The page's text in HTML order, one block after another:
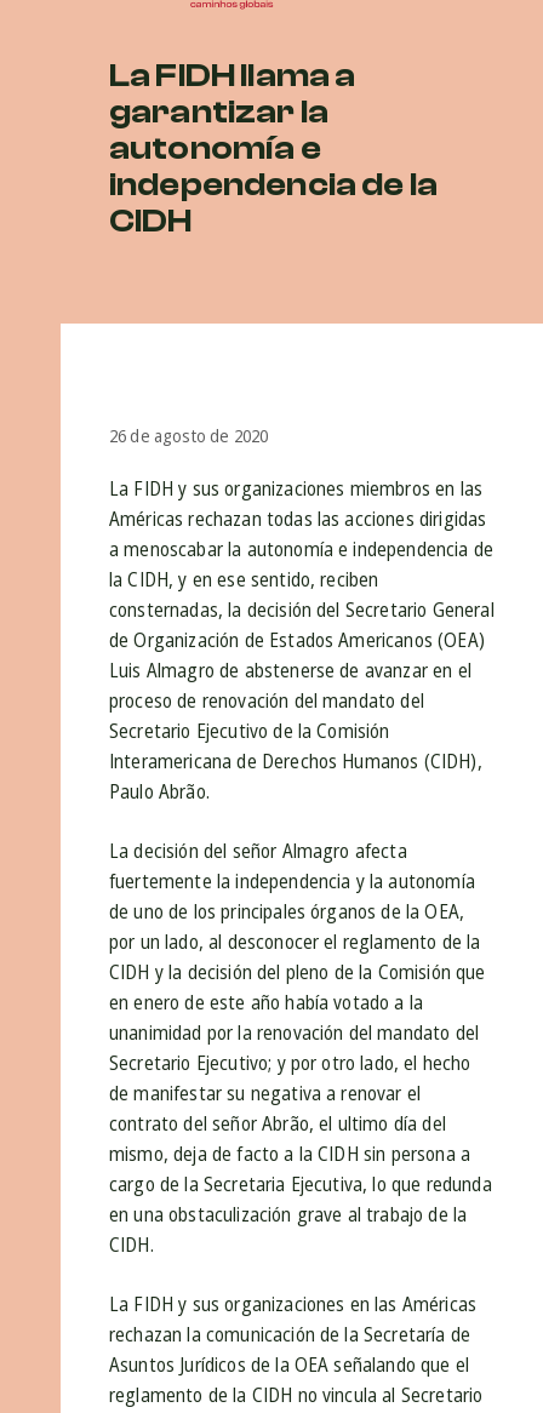
La FIDH llama a
garantizar la
autonomía e
independencia de la
CIDH
26 de agosto de 2020
La FIDH y sus organizaciones miembros en las
Américas rechazan todas las acciones dirigidas
a menoscabar la autonomía e independencia de
la CIDH, y en ese sentido, reciben
consternadas, la decisión del Secretario General
de Organización de Estados Americanos (OEA)
Luis Almagro de abstenerse de avanzar en el
proceso de renovación del mandato del
Secretario Ejecutivo de la Comisión
Interamericana de Derechos Humanos (CIDH),
Paulo Abrão.
La decisión del señor Almagro afecta
fuertemente la independencia y la autonomía
de uno de los principales órganos de la OEA,
por un lado, al desconocer el reglamento de la
CIDH y la decisión del pleno de la Comisión que
en enero de este año había votado a la
unanimidad por la renovación del mandato del
Secretario Ejecutivo; y por otro lado, el hecho
de manifestar su negativa a renovar el
contrato del señor Abrão, el ultimo día del
mismo, deja de facto a la CIDH sin persona a
cargo de la Secretaria Ejecutiva, lo que redunda
en una obstaculización grave al trabajo de la
CIDH.
La FIDH y sus organizaciones en las Américas
rechazan la comunicación de la Secretaría de
Asuntos Jurídicos de la OEA señalando que el
reglamento de la CIDH no vincula al Secretario